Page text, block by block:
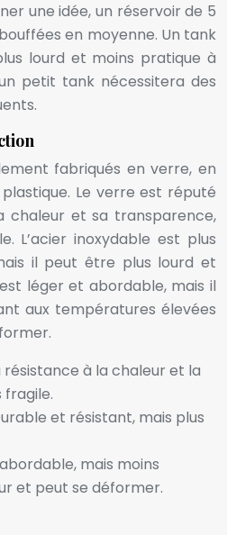
une idée, un réservoir de 5
en moyenne. Un tank
lourd et moins pratique à
petit tank nécessitera des
fabriqués en verre, en
Le verre est réputé
chaleur et sa transparence,
L’acier inoxydable est plus
il peut être plus lourd et
léger et abordable, mais il
aux températures élevées
résistance à la chaleur et la
et résistant, mais plus
mais moins
et peut se déformer.